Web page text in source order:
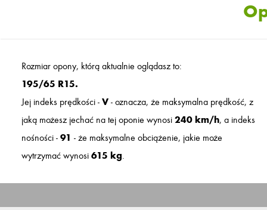
Rozmiar opony, którą aktualnie oglądasz to:
195/65 R15.
Jej indeks prędkości - V - oznacza, że maksymalna prędkość, z
jaką możesz jechać na tej oponie wynosi 240 km/h, a indeks
nośności - 91 - że maksymalne obciążenie, jakie może
wytrzymać wynosi 615 kg.